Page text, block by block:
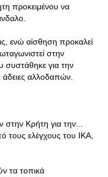
προκειμένου να
ενώ αίσθηση προκαλεί
στην
συστάθηκε για την
αλλοδαπών.
Κρήτη για την...
ελέγχους του ΙΚΑ,
τα τοπικά